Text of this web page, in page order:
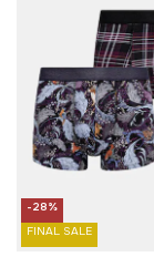
-28%
FINAL SALE